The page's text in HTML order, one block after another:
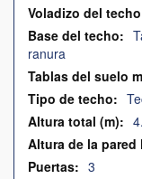
ranura
3